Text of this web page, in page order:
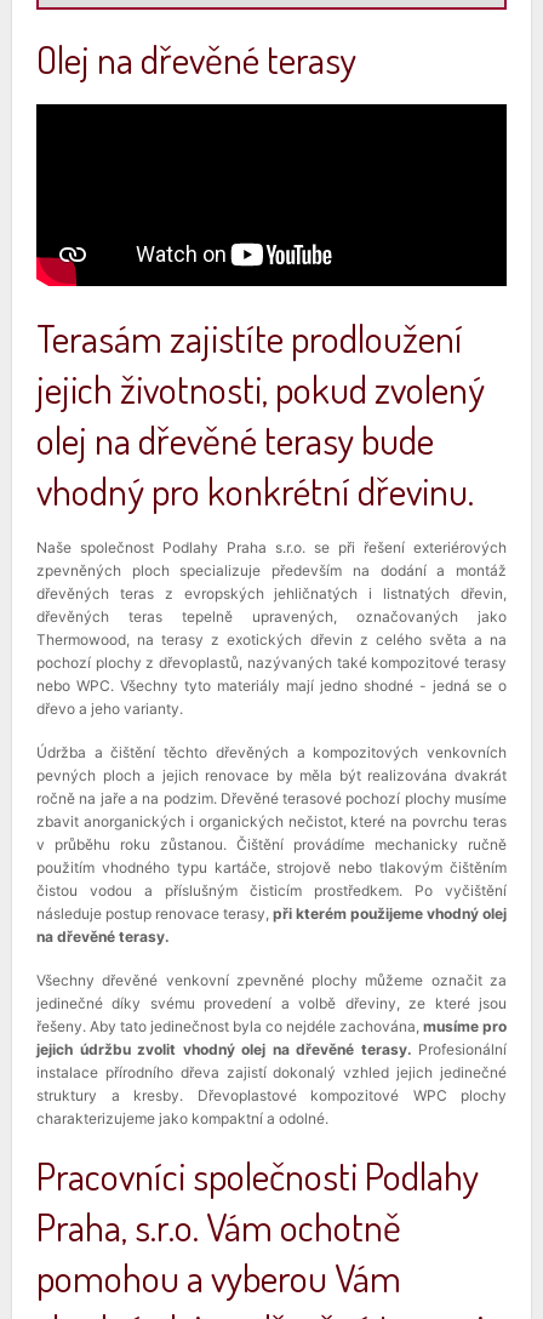
Olej na dřevěné terasy
Terasám zajistíte prodloužení
jejich životnosti, pokud zvolený
olej na dřevěné terasy bude
vhodný pro konkrétní dřevinu.
Naše společnost Podlahy Praha s.r.o. se při řešení exteriérových
zpevněných ploch specializuje především na dodání a montáž
dřevěných teras z evropských jehličnatých i listnatých dřevin,
dřevěných teras tepelně upravených, označovaných jako
Thermowood, na terasy z exotických dřevin z celého světa a na
pochozí plochy z dřevoplastů, nazývaných také kompozitové terasy
nebo WPC. Všechny tyto materiály mají jedno shodné - jedná se o
dřevo a jeho varianty.
Údržba a čištění těchto dřevěných a kompozitových venkovních
pevných ploch a jejich renovace by měla být realizována dvakrát
ročně na jaře a na podzim. Dřevěné terasové pochozí plochy musíme
zbavit anorganických i organických nečistot, které na povrchu teras
v průběhu roku zůstanou. Čištění provádíme mechanicky ručně
použitím vhodného typu kartáče, strojově nebo tlakovým čištěním
čistou vodou a příslušným čisticím prostředkem. Po vyčištění
následuje postup renovace terasy, při kterém použijeme vhodný olej
na dřevěné terasy.
Všechny dřevěné venkovní zpevněné plochy můžeme označit za
jedinečné díky svému provedení a volbě dřeviny, ze které jsou
řešeny. Aby tato jedinečnost byla co nejdéle zachována, musíme pro
jejich údržbu zvolit vhodný olej na dřevěné terasy. Profesionální
instalace přírodního dřeva zajistí dokonalý vzhled jejich jedinečné
struktury a kresby. Dřevoplastové kompozitové WPC plochy
charakterizujeme jako kompaktní a odolné.
Pracovníci společnosti Podlahy
Praha, s.r.o. Vám ochotně
pomohou a vyberou Vám